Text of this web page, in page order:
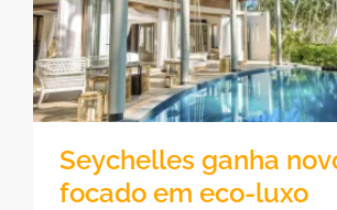
Seychelles ganha
focado em eco-luxo